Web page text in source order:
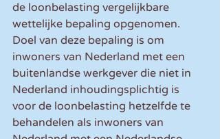
de loonbelasting vergelijkbare
wettelijke bepaling opgenomen.
Doel van deze bepaling is om
inwoners van Nederland met een
buitenlandse werkgever die niet in
Nederland inhoudingsplichtig is
voor de loonbelasting hetzelfde te
behandelen als inwoners van